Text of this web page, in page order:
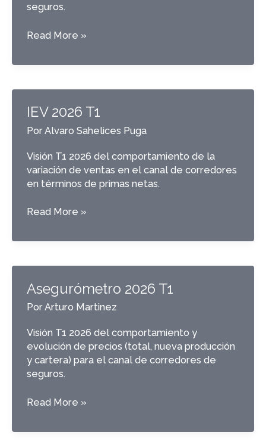
seguros.
Asegurómetro
T2
Read More »
IEV 2026 T1
PorAlvaro Sahelices Puga
Visión T1 2026 del comportamiento de la
variación de ventas en el canal de corredores
en términos de primas netas.
IEV
T1
Read More »
Asegurómetro 2026 T1
PorArturo Martinez
Visión T1 2026 del comportamiento y
evolución de precios (total, nueva producción
y cartera) para el canal de corredores de
seguros.
Asegurómetro
Read More »